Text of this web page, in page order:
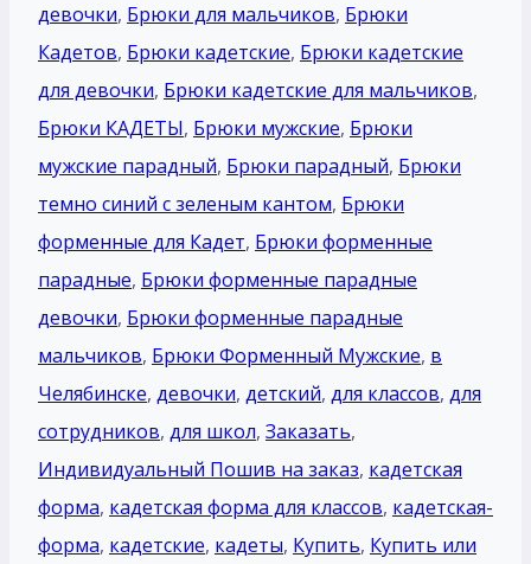
девочки, Брюки для мальчиков, Брюки
Кадетов, Брюки кадетские, Брюки кадетские
для девочки, Брюки кадетские для мальчиков,
Брюки КАДЕТЫ, Брюки мужские, Брюки
мужские парадный, Брюки парадный, Брюки
темно синий с зеленым кантом, Брюки
форменные для Кадет, Брюки форменные
парадные, Брюки форменные парадные
девочки, Брюки форменные парадные
мальчиков, Брюки Форменный Мужские, в
Челябинске, девочки, детский, для классов, для
сотрудников, для школ, Заказать,
Индивидуальный Пошив на заказ, кадетская
форма, кадетская форма для классов, кадетская-
форма, кадетские, кадеты, Купить, Купить или